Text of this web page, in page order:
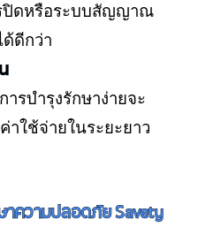
ปิดหรือระบบสัญญาณ
ดีกว่า
รบำรุงรักษาง่ายจะ
าใช้จ่ายในระยะยาว
าความปลอดภัย Savety